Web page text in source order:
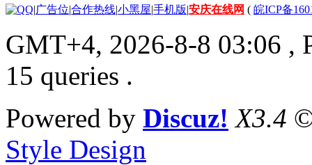
|广告位|合作热线|小黑屋|手机版|安庆在线网 ( 皖ICP备
GMT+4, 2026-8-8 03:06 ,
15 queries .
Powered by Discuz! X3.4
Style Design